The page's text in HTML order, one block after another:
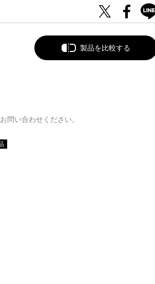
製品を比較する
問い合わせください。